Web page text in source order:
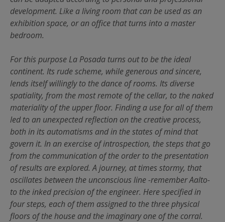
development. Like a living room that can be used as an
exhibition space, or an office that turns into a master
bedroom.
For this purpose La Posada turns out to be the ideal
continent. Its rude scheme, while generous and sincere,
lends itself willingly to the dance of rooms. Its diverse
spatiality, from the most remote of the cellar, to the naked
materiality of the upper floor. Finding a use for all of them
led to an unexpected reflection on the creative process,
both in its automatisms and in the states of mind that
govern it. In an exercise of introspection, the steps that go
from the communication of the order to the presentation
of results are explored. A journey, at times stormy, that
oscillates between the unconscious line -remember Aalto-
to the inked precision of the engineer. Here specified in
four steps, each of them assigned to the three physical
floors of the house and the imaginary one of the corral.